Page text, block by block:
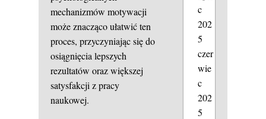
mechanizmów motywacji
może znacząco ułatwić ten
proces, przyczyniając się do
osiągnięcia lepszych
rezultatów oraz większej
satysfakcji z pracy
naukowej.
c
202
5
czer
wie
c
202
5